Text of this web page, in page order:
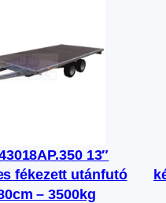
13″
fékezett utánfutó
– 3500kg